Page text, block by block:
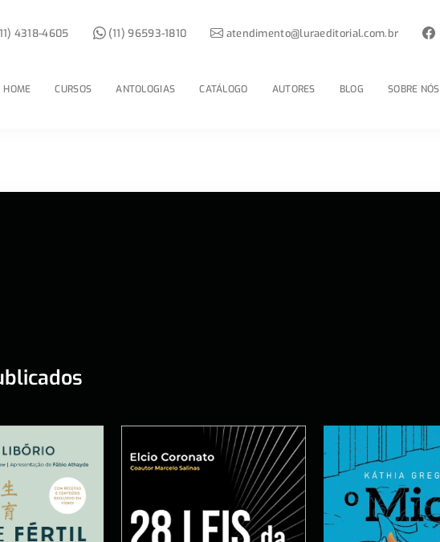
HOME CURSOS ANTOLOGIAS CATÁLOGO AUTORES BLOG SOBRE NÓS
4318-4605 (11) 96593-1810 atendimento@luraeditorial.com.br